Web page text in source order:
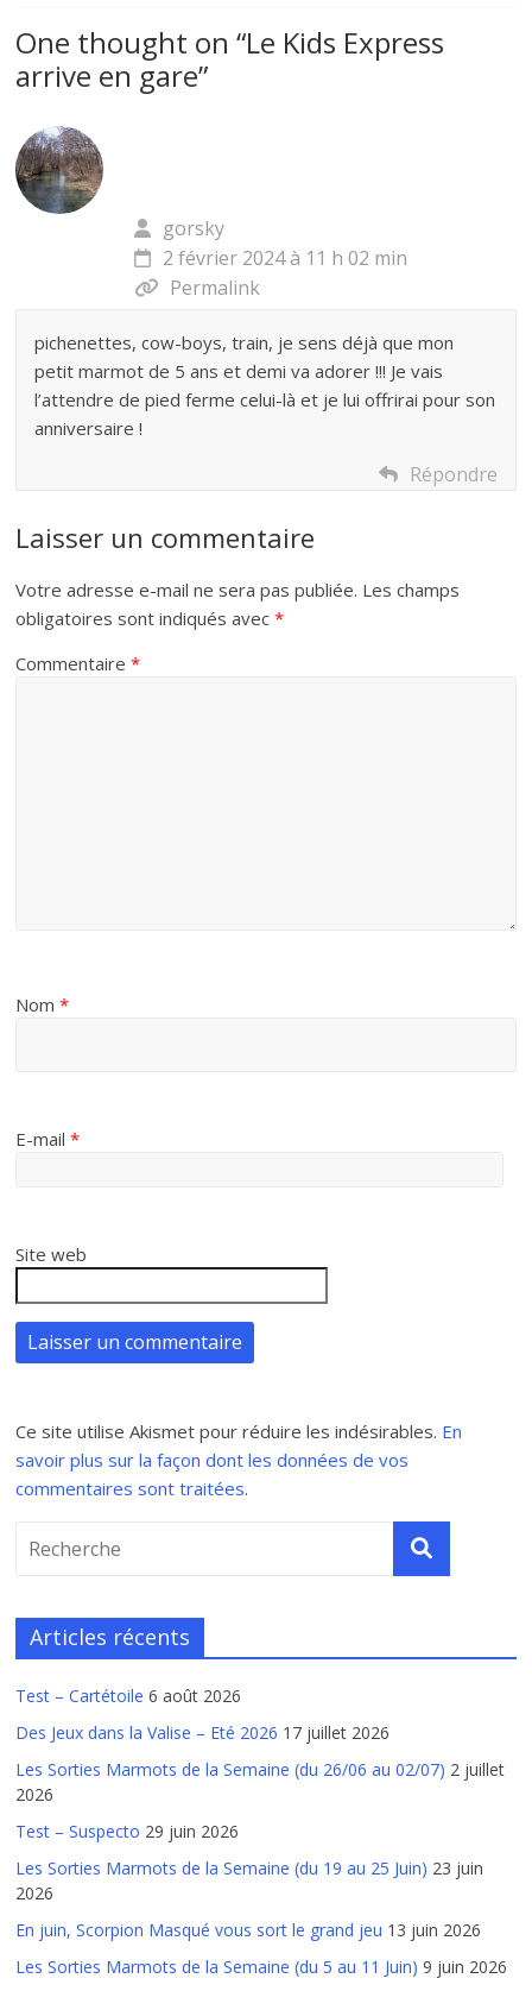
One thought on “Le Kids Express
arrive en gare”
gorsky
2 février 2024 à 11 h 02 min
Permalink
pichenettes, cow-boys, train, je sens déjà que mon
petit marmot de 5 ans et demi va adorer !!! Je vais
l’attendre de pied ferme celui-là et je lui offrirai pour son
anniversaire !
Répondre
Laisser un commentaire
Votre adresse e-mail ne sera pas publiée. Les champs
obligatoires sont indiqués avec*
Commentaire*
Nom*
E-mail*
Site web
Ce site utilise Akismet pour réduire les indésirables. En
savoir plus sur la façon dont les données de vos
commentaires sont traitées.
Articles récents
Test – Cartétoile 6 août 2026
Des Jeux dans la Valise – Eté 2026 17 juillet 2026
Les Sorties Marmots de la Semaine (du 26/06 au 02/07) 2 juillet
2026
Test – Suspecto 29 juin 2026
Les Sorties Marmots de la Semaine (du 19 au 25 Juin) 23 juin
2026
En juin, Scorpion Masqué vous sort le grand jeu 13 juin 2026
Les Sorties Marmots de la Semaine (du 5 au 11 Juin) 9 juin 2026